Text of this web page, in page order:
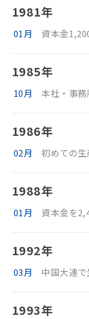
1981年
01月 資本金
1985年
10月 本社・事
1986年
02月 初めての
1988年
01月 資本金を
1992年
03月 中国大連
1993年